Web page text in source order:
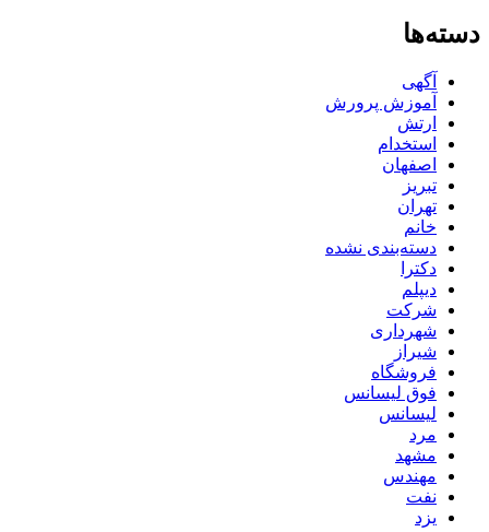
دسته‌ها
آگهی
آموزش پرورش
ارتش
استخدام
اصفهان
تبریز
تهران
خانم
دسته‌بندی نشده
دکترا
دیپلم
شرکت
شهرداری
شیراز
فروشگاه
فوق لیسانس
لیسانس
مرد
مشهد
مهندس
نفت
یزد